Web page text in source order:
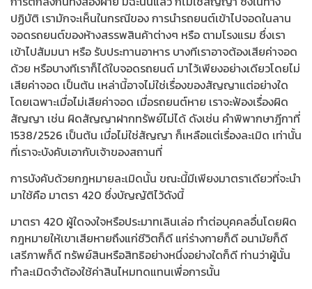
ปฏิบัติ เรามักจะเห็นในกรณีของ การนำรถยนต์เข้าไปจอดในลาน
จอดรถยนต์ของห้างสรรพสินค้าต่างๆ หรือ ตามโรงแรม ซึ่งเรา
เข้าไปสัมมนา หรือ รับประทานอาหาร บางทีเราอาจต้องเสียค่าจอด
ด้วย หรือบางทีเราก็ได้ใบจอดรถยนต์ มาไว้เพียงอย่างเดียวโดยไม่
เสียค่าจอด เป็นต้น เหล่านี้อาจไม่ใช่เรื่องของสัญญาแต่อย่างใด
โดยเฉพาะเมื่อไม่เสียค่าจอด เมื่อรถยนต์หาย เราจะฟ้องเรื่องผิด
สัญญา เช่น ผิดสัญญาฝากทรัพย์ไม่ได้ ดังเช่น คำพิพากษาฎีกาที่
1538/2526 เป็นต้น เมื่อไม่ใช่สัญญา ก็เหลือแต่เรื่องละเมิด เท่านั้น
ที่เราจะบังคับเอากับเจ้าของสถานที่
การบังคับด้วยกฎหมายละเมิดนั้น ขณะนี้มีเพียงมาตราเดียวที่จะนำ
มาใช้คือ มาตรา 420 ซึ่งบัญญัติไว้ดังนี้
มาตรา 420 ผู้ใดจงใจหรือประมาทเลินเล่อ ทำต่อบุคคลอื่นโดยผิด
กฎหมายให้เขาเสียหายถึงแก่ชีวิตก็ดี แก่ร่างกายก็ดี อนามัยก็ดี
เสรีภาพก็ดี ทรัพย์สินหรือสิทธิอย่างหนึ่งอย่างใดก็ดี ท่านว่าผู้นั้น
ทำละเมิดจำต้องใช้ค่าสินไหมทดแทนเพื่อการนั้น